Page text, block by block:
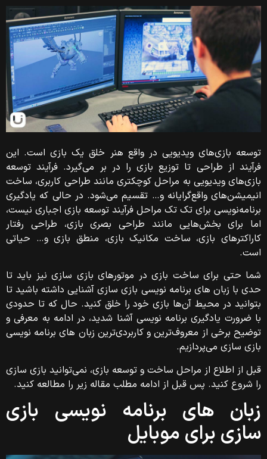
توسعه بازی‌های ویدیویی در واقع هنر خلق یک بازی است. این
فرآیند از طراحی تا توزیع بازی را در بر می‌گیرد. فرآیند توسعه
بازی‌های ویدیویی به مراحل کوچکتری مانند طراحی کاربری، ساخت
انیمیشن‌های واقع‌گرایانه و… تقسیم می‌شود. در حالی که یادگیری
برنامه‌نویسی برای تک تک مراحل فرآیند توسعه بازی اجباری نیست،
اما برای بخش‌هایی مانند طراحی بصری بازی، طراحی رفتار
کاراکتر‌های بازی، ساخت مکانیک بازی، منطق بازی و… حیاتی
است.
شما حتی برای ساخت بازی در موتورهای بازی سازی نیز باید تا
حدی با زبان‌ های برنامه‌ نویسی بازی سازی آشنایی داشته باشید تا
بتوانید در محیط آن‌ها بازی خود را خلق کنید. حال که تا حدودی
با ضرورت یادگیری برنامه‌ نویسی آشنا شدید، در ادامه به معرفی و
توضیح برخی از معروف‌ترین و کاربردی‌ترین زبان های برنامه نویسی
بازی سازی می‌پردازیم.
قبل از اطلاع از مراحل ساخت و توسعه بازی، نمی‌توانید بازی سازی
را شروع کنید. پس قبل از ادامه مطلب مقاله زیر را مطالعه کنید.
زبان های برنامه نویسی بازی
سازی برای موبایل